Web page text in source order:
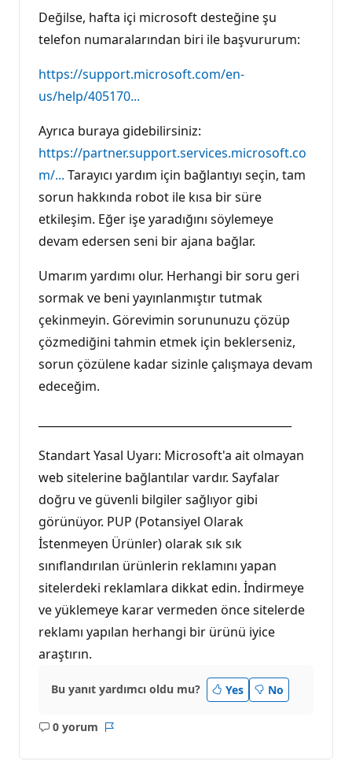
Değilse, hafta içi microsoft desteğine şu
telefon numaralarından biri ile başvururum:
https://support.microsoft.com/en-
us/help/405170...
Ayrıca buraya gidebilirsiniz:
https://partner.support.services.microsoft.co
m/... Tarayıcı yardım için bağlantıyı seçin, tam
sorun hakkında robot ile kısa bir süre
etkileşim. Eğer işe yaradığını söylemeye
devam edersen seni bir ajana bağlar.
Umarım yardımı olur. Herhangi bir soru geri
sormak ve beni yayınlanmıştır tutmak
çekinmeyin. Görevimin sorununuzu çözüp
çözmediğini tahmin etmek için beklerseniz,
sorun çözülene kadar sizinle çalışmaya devam
edeceğim.
Standart Yasal Uyarı: Microsoft'a ait olmayan
web sitelerine bağlantılar vardır. Sayfalar
doğru ve güvenli bilgiler sağlıyor gibi
görünüyor. PUP (Potansiyel Olarak
İstenmeyen Ürünler) olarak sık sık
sınıflandırılan ürünlerin reklamını yapan
sitelerdeki reklamlara dikkat edin. İndirmeye
ve yüklemeye karar vermeden önce sitelerde
reklamı yapılan herhangi bir ürünü iyice
araştırın.
Bu yanıt yardımcı oldu mu? Yes No
0 yorum
Açıklama